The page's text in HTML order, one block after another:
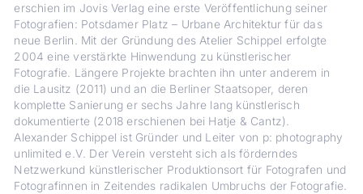
erschien im Jovis Verlag eine erste Veröffentlichung seiner
Fotografien: Potsdamer Platz – Urbane Architektur für das
neue Berlin . Mit der Gründung des Atelier Schippel erfolgte
2004 eine verstärkte Hinwendung zu künstlerischer
Fotografie. Längere Projekte brachten ihn unter anderem in
die Lausitz (2011) und an die Berliner Staatsoper, deren
komplette Sanierung er sechs Jahre lang künstlerisch
dokumentierte (2018 erschienen bei Hatje & Cantz).
Alexander Schippel ist Gründer und Leiter von p: photography
unlimited e.V. Der Verein versteht sich als förderndes
Netzwerkund künstlerischer Produktionsort für Fotografen und
Fotografinnen in Zeitendes radikalen Umbruchs der Fotografie.